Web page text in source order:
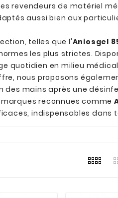
revendeurs de matériel
aussi bien aux
telles que l'Aniosgel
les plus strictes.
quotidien en milieu
nous proposons
des mains après une
reconnues comme
indispensables dans